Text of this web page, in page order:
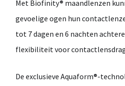
Met Biofinity® maandlenzen
gevoelige ogen hun
tot 7 dagen en 6 nachten
flexibiliteit voor
De exclusieve Aquaform®-